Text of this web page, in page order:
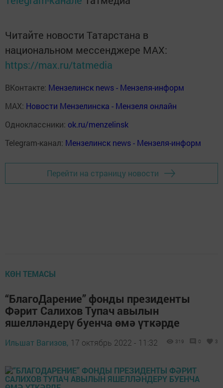
Читайте новости Татарстана в
национальном мессенджере MАХ:
https://max.ru/tatmedia
ВКонтакте: Мензелинск news - Мензеля-информ
MAX: Новости Мензелинска - Мензеля онлайн
Одноклассники: ok.ru/menzelinsk
Telegram-канал: Мензелинск news - Мензеля-информ
Перейти на страницу новости
КӨН ТЕМАСЫ
“БлагоДарение” фонды президенты
Фәрит Салихов Тупач авылын
яшелләндерү буенча өмә үткәрде
Ильшат Вагизов, 17 октябрь 2022 - 11:32 319 0 3